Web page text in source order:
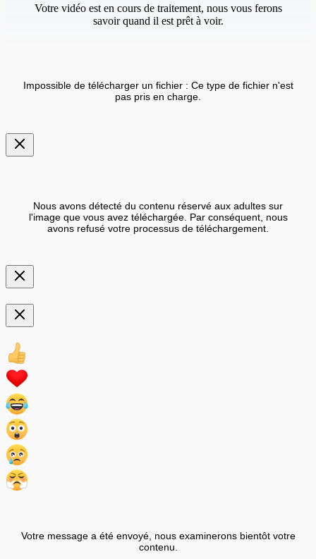
Votre vidéo est en cours de traitement, nous vous ferons
savoir quand il est prêt à voir.
Impossible de télécharger un fichier : Ce type de fichier n'est
pas pris en charge.
Nous avons détecté du contenu réservé aux adultes sur
l'image que vous avez téléchargée. Par conséquent, nous
avons refusé votre processus de téléchargement.
Votre message a été envoyé, nous examinerons bientôt votre
contenu.